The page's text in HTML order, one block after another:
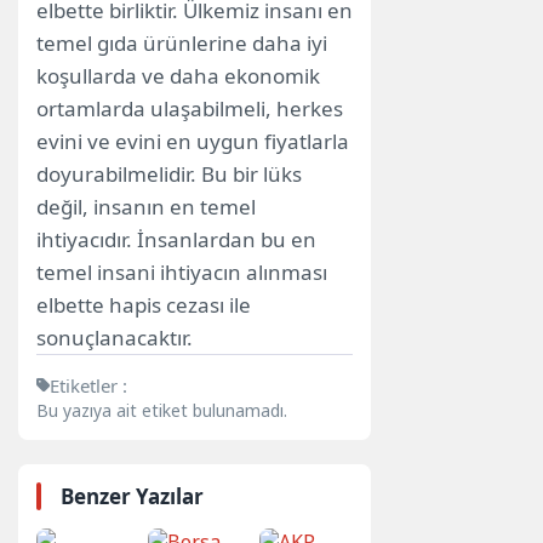
elbette birliktir. Ülkemiz insanı en
temel gıda ürünlerine daha iyi
koşullarda ve daha ekonomik
ortamlarda ulaşabilmeli, herkes
evini ve evini en uygun fiyatlarla
doyurabilmelidir. Bu bir lüks
değil, insanın en temel
ihtiyacıdır. İnsanlardan bu en
temel insani ihtiyacın alınması
elbette hapis cezası ile
sonuçlanacaktır.
Etiketler :
Bu yazıya ait etiket bulunamadı.
Benzer Yazılar